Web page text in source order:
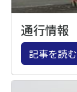
通行情報
記事を読む